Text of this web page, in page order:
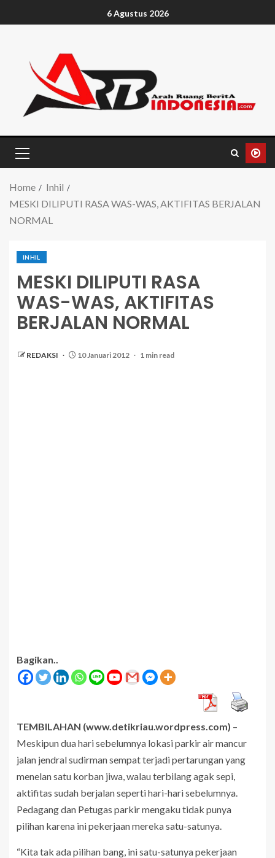
6 Agustus 2026
Home
Inhil
MESKI DILIPUTI RASA WAS-WAS, AKTIFITAS BERJALAN
NORMAL
INHIL
MESKI DILIPUTI RASA
WAS-WAS, AKTIFITAS
BERJALAN NORMAL
REDAKSI 10 Januari 2012 1 min read
Bagikan..
TEMBILAHAN (www.detikriau.wordpress.com) –
Meskipun dua hari sebelumnya lokasi parkir air mancur
jalan jendral sudirman sempat terjadi pertarungan yang
menelan satu korban jiwa, walau terbilang agak sepi,
aktifitas sudah berjalan seperti hari-hari sebelumnya.
Pedagang dan Petugas parkir mengaku tidak punya
pilihan karena ini pekerjaan mereka satu-satunya.
“Kita tak ada pilihan bang, ini satu-satunya pekerjaan